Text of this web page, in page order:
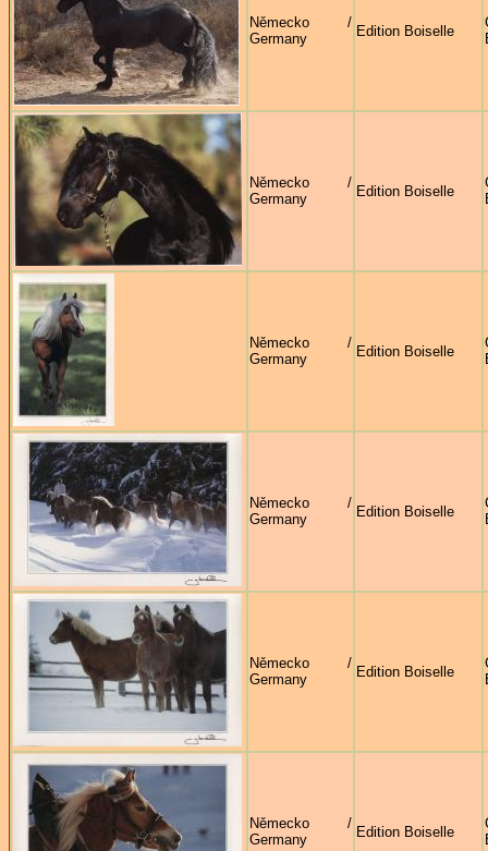
Německo /
Germany
Edition Boiselle
Německo /
Germany
Edition Boiselle
Německo /
Germany
Edition Boiselle
Německo /
Germany
Edition Boiselle
Německo /
Germany
Edition Boiselle
Německo /
Germany
Edition Boiselle